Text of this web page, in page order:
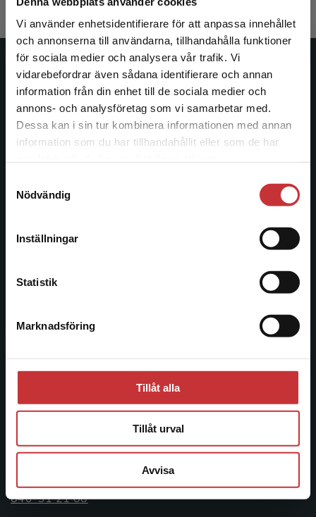
Vi använder enhetsidentifierare för att anpassa innehållet
och annonserna till användarna, tillhandahålla funktioner
för sociala medier och analysera vår trafik. Vi
vidarebefordrar även sådana identifierare och annan
information från din enhet till de sociala medier och
annons- och analysföretag som vi samarbetar med.
Dessa kan i sin tur kombinera informationen med annan
information som du har tillhandahållit eller som de har
Nödvändig
Inställningar
Statistik
Marknadsföring
Tillåt alla
Tillåt urval
Avvisa
Begränsad fraktregion
Det verkar som att du besöker
studentlitteratur.se via en enhet utanför Sverige.
Vi erbjuder inte leveranser utanför Sverige. För
att kunna slutföra ett köp måste
Studentlitteratur
Studentlitteratur grundades 1963 och är idag Sveriges
ledande utbildningsförlag. Med läromedel, kurslitteratur,
facklitteratur, utbildningar och digitala
Kontakta oss
221 00 Lund
Besöksadress:
226 60 Lund
Kundservice
046-31 21 00